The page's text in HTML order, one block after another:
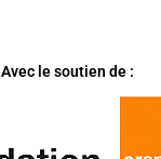
Avec le soutien de :